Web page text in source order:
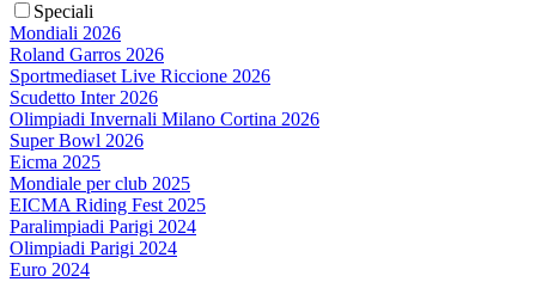
Speciali
Mondiali 2026
Roland Garros 2026
Sportmediaset Live Riccione 2026
Scudetto Inter 2026
Olimpiadi Invernali Milano Cortina 2026
Super Bowl 2026
Eicma 2025
Mondiale per club 2025
EICMA Riding Fest 2025
Paralimpiadi Parigi 2024
Olimpiadi Parigi 2024
Euro 2024